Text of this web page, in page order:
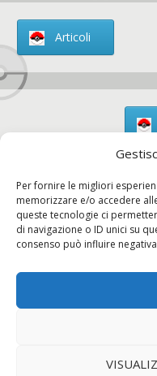
Per fornire le migliori
memorizzare e/o accedere
queste tecnologie ci
di navigazione o ID unici su
consenso può influire
Articoli